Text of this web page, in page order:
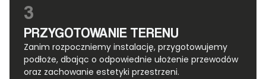
3
PRZYGOTOWANIE TERENU
Zanim rozpoczniemy instalację, przygotowujemy
podłoże, dbając o odpowiednie ułożenie przewodów
oraz zachowanie estetyki przestrzeni.